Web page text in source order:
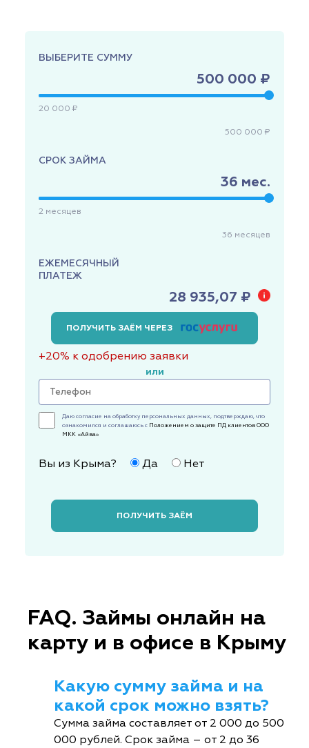
ВЫБЕРИТЕ СУММУ
500 000 ₽
20 000 ₽
500 000 ₽
СРОК ЗАЙМА
36 мес.
2 месяцев
36 месяцев
ЕЖЕМЕСЯЧНЫЙ
ПЛАТЕЖ
28 935,07 ₽
ПОЛУЧИТЬ ЗАЁМ ЧЕРЕЗ
+20% к одобрению заявки
или
Даю согласие на обработку персональных данных, подтверждаю, что
ознакомился и соглашаюсь с Положением о защите ПД клиентов ООО
МКК «Айва»
Вы из Крыма? Да Нет
ПОЛУЧИТЬ ЗАЁМ
FAQ. Займы онлайн на
карту и в офисе в Крыму
Какую сумму займа и на
какой срок можно взять?
Сумма займа составляет от 2 000 до 500
000 рублей. Срок займа – от 2 до 36